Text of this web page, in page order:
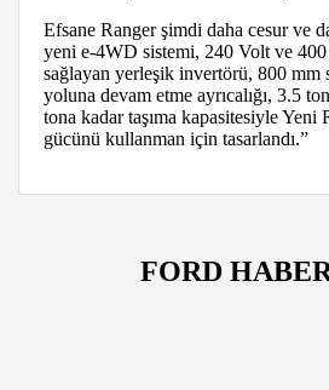
Efsane Ranger şimdi daha cesur ve
yeni e-4WD sistemi, 240 Volt ve 400
sağlayan yerleşik invertörü, 800 mm
yoluna devam etme ayrıcalığı, 3.5
tona kadar taşıma kapasitesiyle Yeni
gücünü kullanman için tasarlandı.”
FORD